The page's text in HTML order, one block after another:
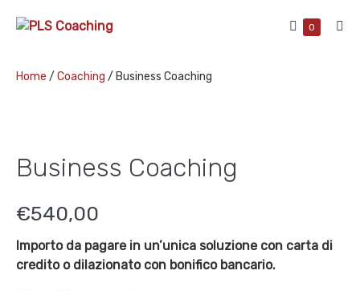
Shopping
0Items
Home / Coaching / Business Coaching
Business Coaching
€540,00
Importo da pagare in un’unica soluzione con carta di
credito o dilazionato con bonifico bancario.